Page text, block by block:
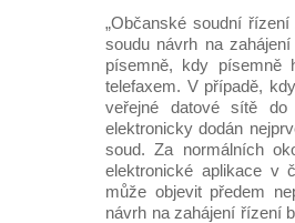
„Občanské soudní
soudu návrh na
písemně, kdy písemně
telefaxem. V případě,
veřejné datové sítě
elektronicky dodán
soud. Za normálních
elektronické aplikace v
může objevit předem
návrh na zahájení řízení